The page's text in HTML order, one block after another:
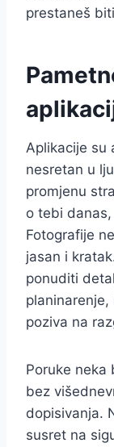
prestaneš
Aplikacije su
nesretan u
promjenu
o tebi danas,
Fotografije
jasan i
ponuditi
poziva na
Poruke neka
bez
dopisivanja.
susret na